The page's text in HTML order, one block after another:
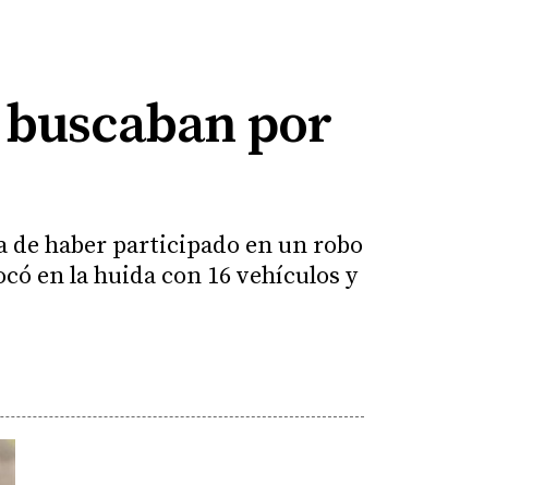
por
de haber participado en un robo
en la huida con 16 vehículos y